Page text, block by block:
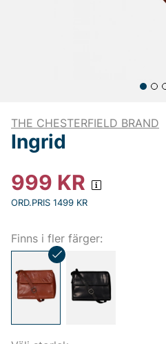
THE CHESTERFIELD BRAND
Ingrid
999 KR
ORD.PRIS 1499 KR
Finns i fler färger: